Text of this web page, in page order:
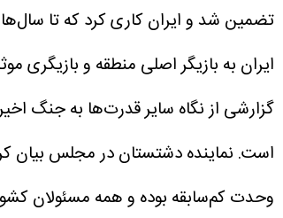
تضمین شد و ایران کاری کرد که تا
ایران به بازیگر اصلی منطقه و
گزارشی از نگاه سایر قدرت‌ها به جنگ
است. نماینده دشتستان در مجلس بیان
وحدت کم‌سابقه بوده و همه مسئولان